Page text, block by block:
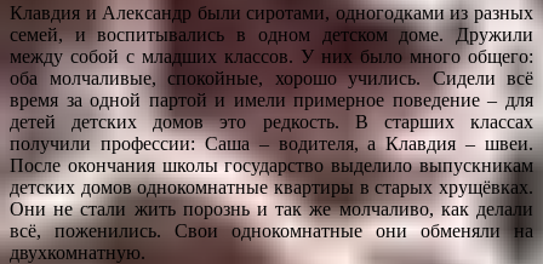
Клавдия и Александр были сиротами, одногодками из разных
семей, и воспитывались в одном детском доме. Дружили
между собой с младших классов. У них было много общего:
оба молчаливые, спокойные, хорошо учились. Сидели всё
время за одной партой и имели примерное поведение – для
детей детских домов это редкость. В старших классах
получили профессии: Саша – водителя, а Клавдия – швеи.
После окончания школы государство выделило выпускникам
детских домов однокомнатные квартиры в старых хрущёвках.
Они не стали жить порознь и так же молчаливо, как делали
всё, поженились. Свои однокомнатные они обменяли на
двухкомнатную.